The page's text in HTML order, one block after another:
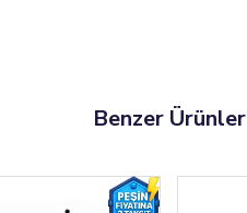
Benzer Ürünler